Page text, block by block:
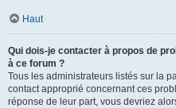
Haut
Qui dois-je contacter à propos de
à ce forum ?
Tous les administrateurs listés sur la
contact approprié concernant ces
réponse de leur part, vous devriez